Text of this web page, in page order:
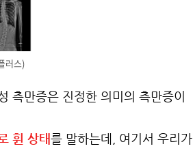
러스)
측만증은 진정한 의미의 측만증이
휜 상태를 말하는데, 여기서 우리가